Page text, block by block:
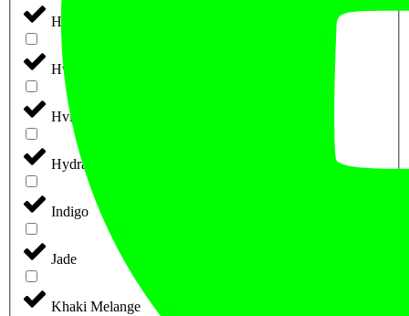
Hvid/Grøn
Hvid/Pink
Hvid/Sort
Hydrate
Indigo
Jade
Khaki Melange